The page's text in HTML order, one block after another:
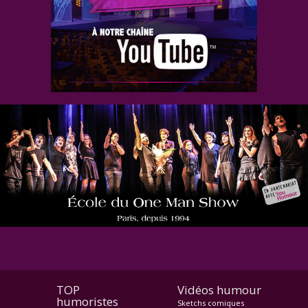
Pour contacter l'école,cliquez ici.
TOP
humoristes
Vidéos humour
Sketchs comiques